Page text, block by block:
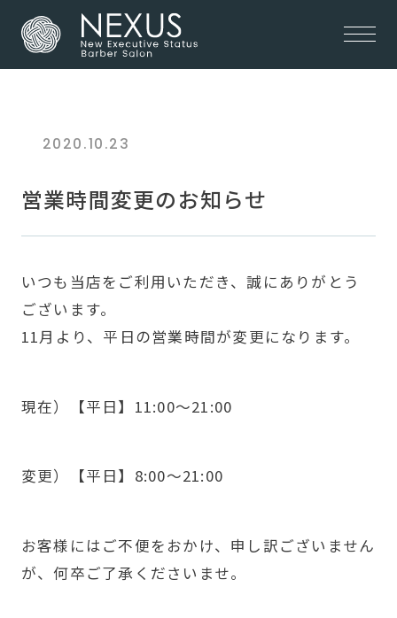
営業時間変更のお知らせ
2020.10.23
いつも当店をご利用いただき、誠にありがとう
ございます。
11月より、平日の営業時間が変更になります。
現在）【平日】11:00～21:00
変更）【平日】8:00～21:00
お客様にはご不便をおかけ、申し訳ございません
が、何卒ご了承くださいませ。